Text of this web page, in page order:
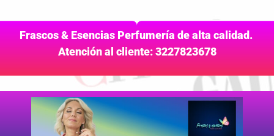
Frascos & Esencias Perfumería de alta calidad.
Atención al cliente: 3227823678